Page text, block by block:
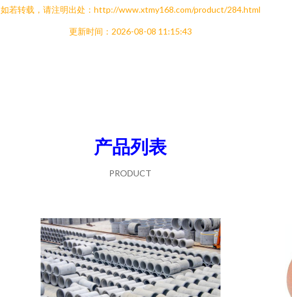
如若转载，请注明出处：http://www.xtmy168.com/product/284.html
更新时间：2026-08-08 11:15:43
产品列表
PRODUCT